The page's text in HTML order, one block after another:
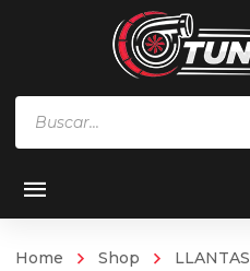
Home Shop LLANTAS